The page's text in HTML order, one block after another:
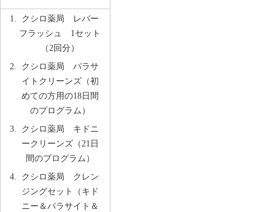
クシロ薬局 レバー
フラッシュ 1セット
（2回分）
クシロ薬局 パラサ
イトクリーンズ（初
めての方用の18日間
のプログラム）
クシロ薬局 キドニ
ークリーンズ（21日
間のプログラム）
クシロ薬局 クレン
ジングセット（キド
ニー＆パラサイト＆